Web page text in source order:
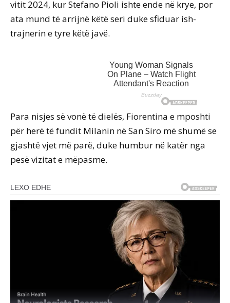
vitit 2024, kur Stefano Pioli ishte ende në krye, por
ata mund të arrijnë këtë seri duke sfiduar ish-
trajnerin e tyre këtë javë.
Para nisjes së vonë të dielës, Fiorentina e mposhti
për herë të fundit Milanin në San Siro më shumë se
gjashtë vjet më parë, duke humbur në katër nga
pesë vizitat e mëpasme.